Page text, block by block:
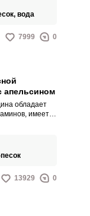
нужно
в поиске
вода
7999 0
апельсином
обладает
имеет
Желе из
имеет
13929 0